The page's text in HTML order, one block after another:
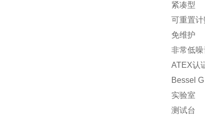
紧凑型
可重置计
免维护
非常低噪
ATEX认
Bessel
实验室
测试台